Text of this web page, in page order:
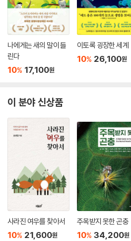
나에게는 새의 말이 들
린다
10% 17,100원
이토록 굉장한 세계
10% 26,100원
이 분야 신상품
사라진 여우를 찾아서
10% 21,600원
주목받지 못한 곤충
10% 34,200원